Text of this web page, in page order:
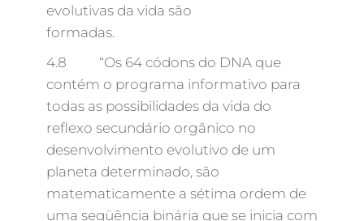
evolutivas da vida são
formadas.
4.8 “Os 64 códons do DNA que
contém o programa informativo para
todas as possibilidades da vida do
reflexo secundário orgânico no
desenvolvimento evolutivo de um
planeta determinado, são
matematicamente a sétima ordem de
uma seqüência binária que se inicia com